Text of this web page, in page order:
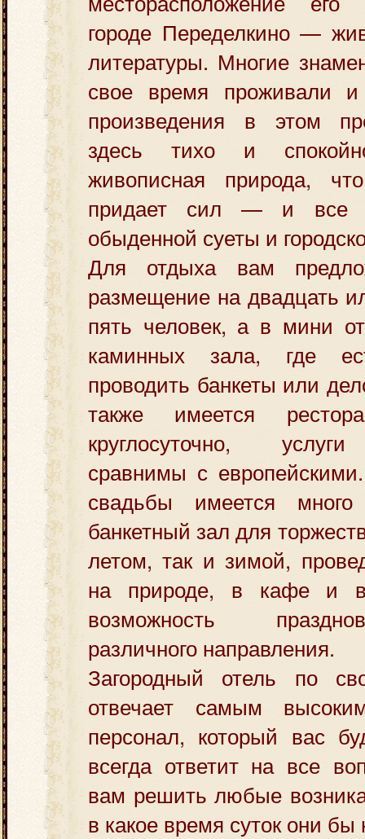
городе Переделкино —
литературы. Многие
свое время проживали и
произведения в этом
здесь тихо и
живописная природа,
придает сил — и все
обыденной суеты и
Для отдыха вам
размещение на двадцать
пять человек, а в мини
каминных зала, где
проводить банкеты или
также имеется
круглосуточно,
сравнимы с
свадьбы имеется
банкетный зал для
летом, так и зимой,
на природе, в кафе и в
возможность
различного направления.
Загородный отель по
отвечает самым
персонал, который вас
всегда ответит на все
вам решить любые
в какое время суток они бы